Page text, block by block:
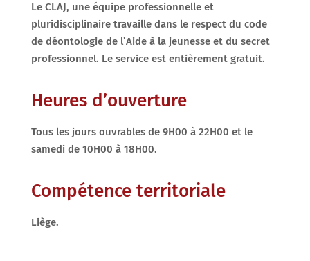
Le CLAJ, une équipe professionnelle et
pluridisciplinaire travaille dans le respect du code
de déontologie de l’Aide à la jeunesse et du secret
professionnel. Le service est entièrement gratuit.
Heures d’ouverture
Tous les jours ouvrables de 9H00 à 22H00 et le
samedi de 10H00 à 18H00.
Compétence territoriale
Liège.